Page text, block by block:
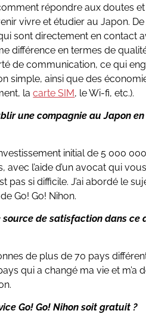
répondre aux doutes
vivre et étudier au Japon.
sont directement en contact
différence en termes de
de communication, ce qui
simple, ainsi que des
lacarte SIM, le Wi-fi, etc.).
une compagnie au Japon
initial de 5 000
avec l’aide d’un avocat qui
pas si difficile. J’ai abordé le
Go! Go! Nihon.
de satisfaction dans ce
de plus de 70 pays
qui a changé ma vie et m’a
Go! Go! Nihon soit gratuit ?